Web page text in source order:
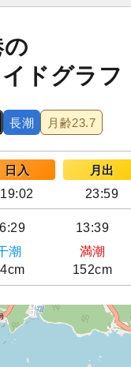
ドグラフ
長潮 月齢23.7
日入 月出
19:02 23:59
13:39
潮 満潮
152cm